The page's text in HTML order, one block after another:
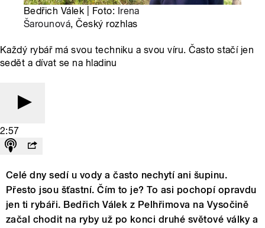
Bedřich Válek | Foto: Irena
Šarounová, Český rozhlas
Každý rybář má svou techniku a svou víru. Často stačí jen
sedět a dívat se na hladinu
2:57
Celé dny sedí u vody a často nechytí ani šupinu.
Přesto jsou šťastní. Čím to je? To asi pochopí opravdu
jen ti rybáři. Bedřich Válek z Pelhřimova na Vysočině
začal chodit na ryby už po konci druhé světové války a